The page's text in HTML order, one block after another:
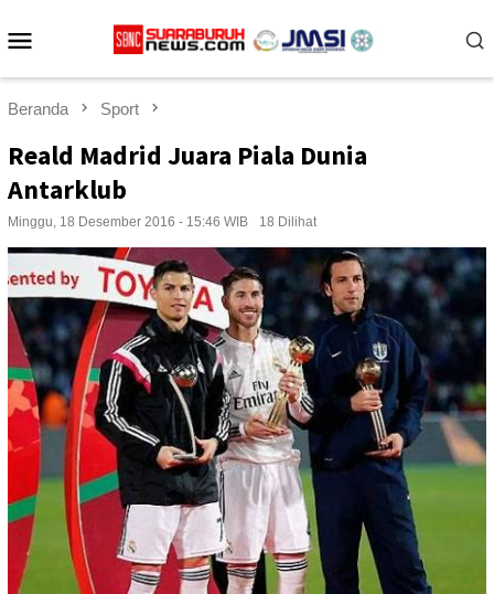
ke
Beranda Sport
Reald Madrid Juara Piala Dunia
Antarklub
Minggu, 18 Desember 2016 - 15:46 WIB 18 Dilihat